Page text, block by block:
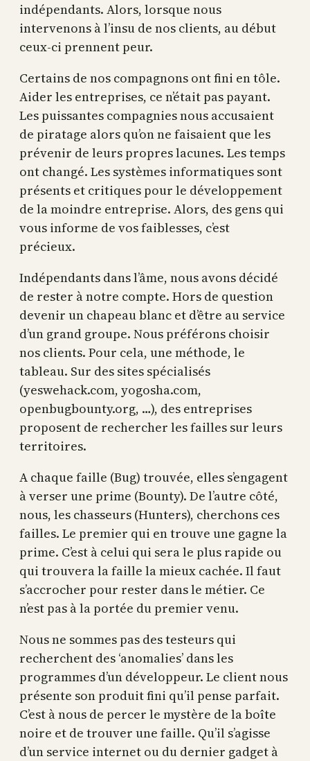
indépendants. Alors, lorsque nous
intervenons à l’insu de nos clients, au début
ceux-ci prennent peur.
Certains de nos compagnons ont fini en tôle.
Aider les entreprises, ce n’était pas payant.
Les puissantes compagnies nous accusaient
de piratage alors qu’on ne faisaient que les
prévenir de leurs propres lacunes. Les temps
ont changé. Les systèmes informatiques sont
présents et critiques pour le développement
de la moindre entreprise. Alors, des gens qui
vous informe de vos faiblesses, c’est
précieux.
Indépendants dans l’âme, nous avons décidé
de rester à notre compte. Hors de question
devenir un chapeau blanc et d’être au service
d’un grand groupe. Nous préférons choisir
nos clients. Pour cela, une méthode, le
tableau. Sur des sites spécialisés
(yeswehack.com, yogosha.com,
openbugbounty.org, …), des entreprises
proposent de rechercher les failles sur leurs
territoires.
A chaque faille (Bug) trouvée, elles s’engagent
à verser une prime (Bounty). De l’autre côté,
nous, les chasseurs (Hunters), cherchons ces
failles. Le premier qui en trouve une gagne la
prime. C’est à celui qui sera le plus rapide ou
qui trouvera la faille la mieux cachée. Il faut
s’accrocher pour rester dans le métier. Ce
n’est pas à la portée du premier venu.
Nous ne sommes pas des testeurs qui
recherchent des ‘anomalies’ dans les
programmes d’un développeur. Le client nous
présente son produit fini qu’il pense parfait.
C’est à nous de percer le mystère de la boîte
noire et de trouver une faille. Qu’il s’agisse
d’un service internet ou du dernier gadget à